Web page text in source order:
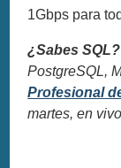
1Gbps para
¿Sabes
PostgreSQL,
Profesional
martes, en